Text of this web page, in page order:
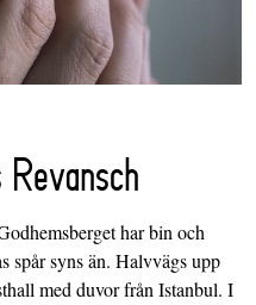
Revansch
har bin och
spår syns än. Halvvägs upp
med duvor från Istanbul. I